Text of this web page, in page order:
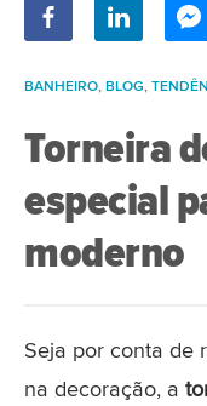
BANHEIRO, BLOG,
Torneira
especial
moderno
Seja por conta de
na decoração, a